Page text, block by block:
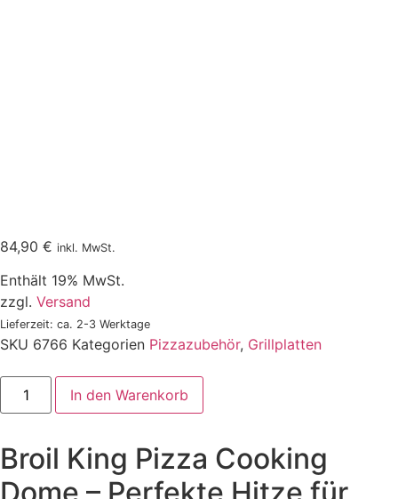
84,90 € inkl. MwSt.
Enthält 19% MwSt.
zzgl. Versand
Lieferzeit: ca. 2-3 Werktage
SKU 6766 Kategorien Pizzazubehör, Grillplatten
Broil
King
Pizza
In den Warenkorb
Broil King Pizza Cooking